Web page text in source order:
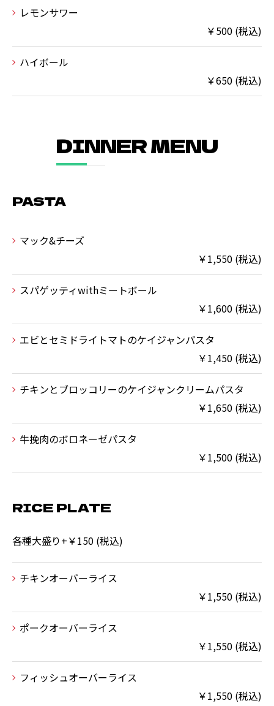
レモンサワー
￥500 (税込)
ハイボール
￥650 (税込)
DINNER MENU
PASTA
マック&チーズ
￥1,550 (税込)
スパゲッティwithミートボール
￥1,600 (税込)
エビとセミドライトマトのケイジャンパスタ
￥1,450 (税込)
チキンとブロッコリーのケイジャンクリームパスタ
￥1,650 (税込)
牛挽肉のボロネーゼパスタ
￥1,500 (税込)
RICE PLATE
各種大盛り+￥150 (税込)
チキンオーバーライス
￥1,550 (税込)
ポークオーバーライス
￥1,550 (税込)
フィッシュオーバーライス
￥1,550 (税込)